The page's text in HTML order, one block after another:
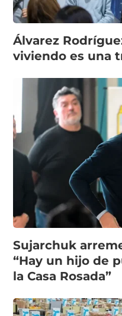
Álvarez
viviendo es una
Sujarchuk
“Hay un hijo de
la Casa Rosada”